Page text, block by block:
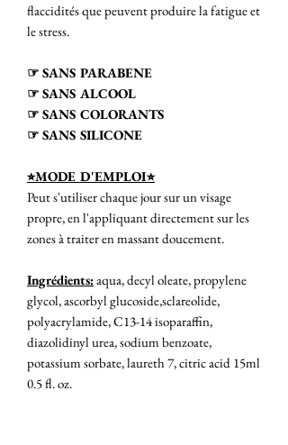
flaccidités que peuvent produire la fatigue et
le stress.
☞ SANS PARABENE
☞ SANS ALCOOL
☞ SANS COLORANTS
☞ SANS SILICONE
⭐︎MODE D'EMPLOI⭐︎
Peut s'utiliser chaque jour sur un visage
propre, en l'appliquant directement sur les
zones à traiter en massant doucement.
Ingrédients:aqua, decyl oleate, propylene
glycol, ascorbyl glucoside,sclareolide,
polyacrylamide, C13-14 isoparaffin,
diazolidinyl urea, sodium benzoate,
potassium sorbate, laureth 7, citric acid 15ml
0.5 fl. oz.